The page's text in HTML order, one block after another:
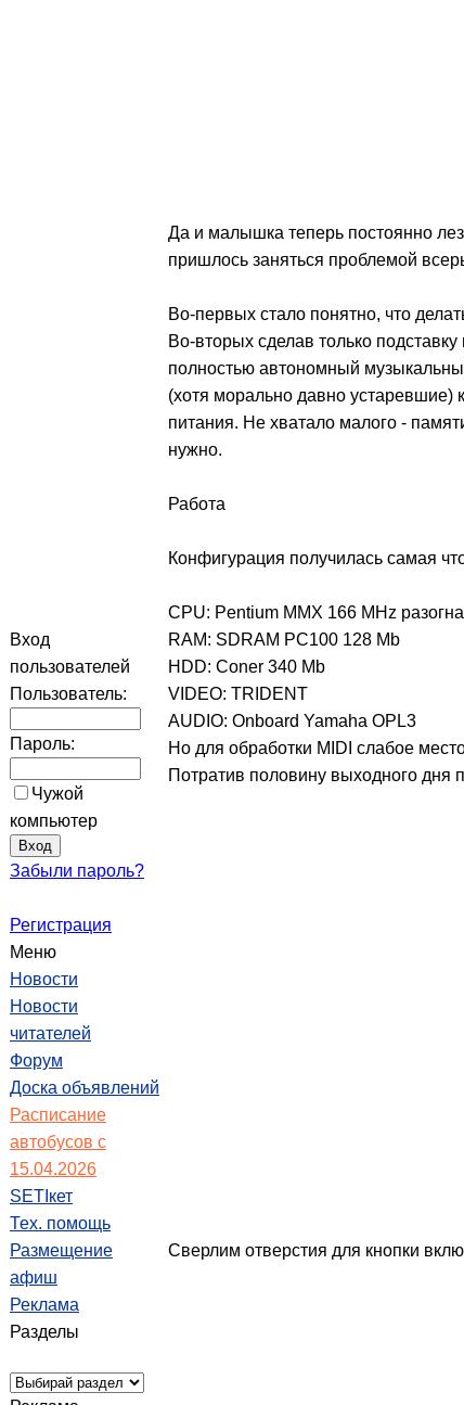
Вход
пользователей
Пользователь:
Пароль:
Чужой
компьютер
Забыли пароль?
Регистрация
Меню
Новости
Новости
читателей
Форум
Доска объявлений
Расписание
автобусов с
15.04.2026
SETIкет
Тех. помощь
Размещение
афиш
Реклама
Разделы
Да и малышка теперь постоянно
пришлось заняться проблемой
Во-первых стало понятно, что
Во-вторых сделав только
полностью автономный
(хотя морально давно устаревшие)
питания. Не хватало малого -
нужно.
Работа
Конфигурация получилась самая
CPU: Pentium MMX 166 MHz
RAM: SDRAM PC100 128 Mb
HDD: Coner 340 Mb
VIDEO: TRIDENT
AUDIO: Onboard Yamaha OPL3
Но для обработки MIDI слабое
Потратив половину выходного дня
Сверлим отверстия для кнопки